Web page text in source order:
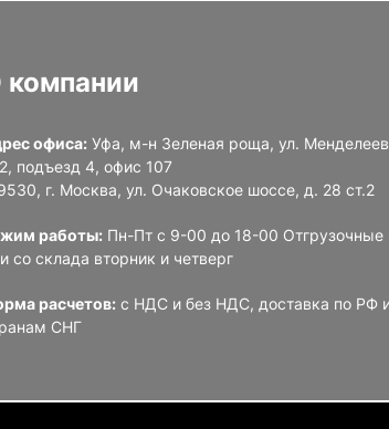
компании
офиса: Уфа, м-н Зеленая роща, ул.
подъезд 4, офис 107
г. Москва, ул. Очаковское шоссе, д. 28 ст.2
работы: Пн-Пт с 9-00 до 18-00 Отгрузочные
со склада вторник и четверг
расчетов: с НДС и без НДС, доставка по РФ
СНГ